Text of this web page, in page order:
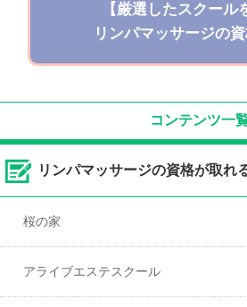
【厳選したスクール
リンパマッサージの
コンテンツ一
リンパマッサージの資格が取れ
桜の家
アライブエステスクール